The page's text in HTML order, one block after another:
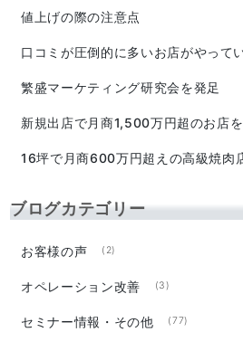
値上げの際の注意点
口コミが圧倒的に多いお店がやって
繁盛マーケティング研究会を発足
新規出店で月商1,500万円超のお店
16坪で月商600万円超えの高級焼肉
ブログカテゴリー
お客様の声 (2)
オペレーション改善 (3)
セミナー情報・その他 (77)